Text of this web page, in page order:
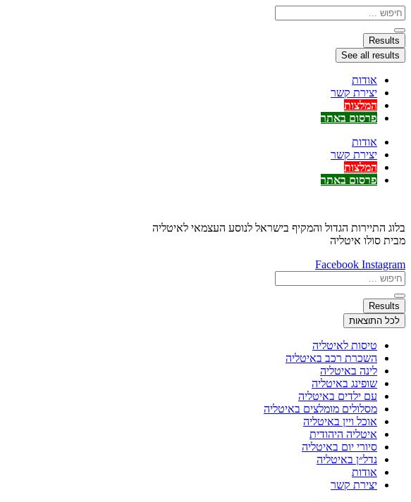
דלג
לתוכן
Search
...
Results
See all results
אודות
יצירת קשר
המלצות
פרסום באתר
אודות
יצירת קשר
המלצות
פרסום באתר
בלוג התיירות הגדול והמקיף בישראל לנוסע העצמאי לאיטליה
מבית סולו איטליה
Facebook Instagram
Search
...
Results
לכל התוצאות
טיסות לאיטליה
השכרת רכב באיטליה
לינה באיטליה
שופינג באיטליה
עם ילדים באיטליה
מסלולים מומלצים באיטליה
אוכל ויין באיטליה
איטליה היהודית
סיורי יום באיטליה
נדל״ן באיטליה
אודות
יצירת קשר